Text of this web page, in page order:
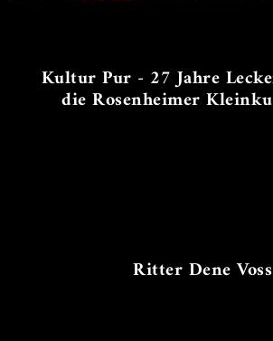
Kultur Pur - 27 Jahre
die Rosenheimer
Ritter Dene Voss